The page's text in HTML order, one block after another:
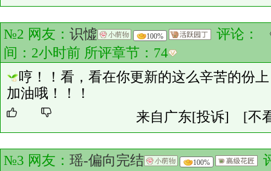
№2 网友： 识憈 100% 评论：
间：2小时前 所评章节： 74
哼！！看，看在你更新的这么辛苦的份
加油哦！！！
来自广东[投诉] [不
№3 网友： 瑶-偏向完结 100%